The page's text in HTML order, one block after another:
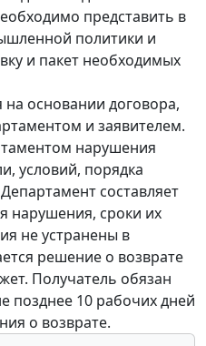
представить в
политики и
и пакет необходимых
на основании договора,
и заявителем.
нарушения
условий, порядка
составляет
нарушения, сроки их
не устранены в
решение о возврате
Получатель обязан
позднее 10 рабочих дней
о возврате.